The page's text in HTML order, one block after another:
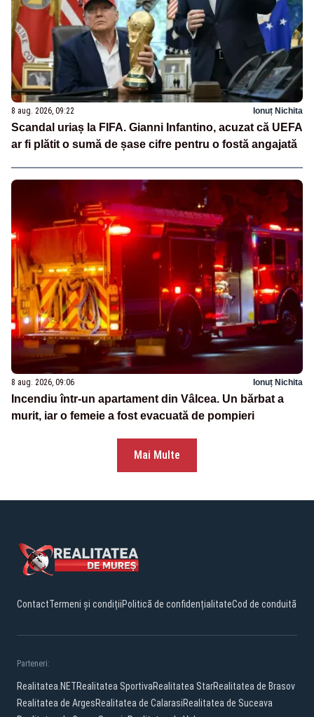
8 aug. 2026, 09:22 Ionuț Nichita
Scandal uriaș la FIFA. Gianni Infantino, acuzat că UEFA
ar fi plătit o sumă de șase cifre pentru o fostă angajată
8 aug. 2026, 09:06 Ionuț Nichita
Incendiu într-un apartament din Vâlcea. Un bărbat a
murit, iar o femeie a fost evacuată de pompieri
Mai Multe
ContactTermeni și condițiiPolitică de confidențialitateCod de conduită
Parteneri:
Realitatea.NETRealitatea SportivaRealitatea StarRealitatea de Brasov
Realitatea de ArgesRealitatea de CalarasiRealitatea de Suceava